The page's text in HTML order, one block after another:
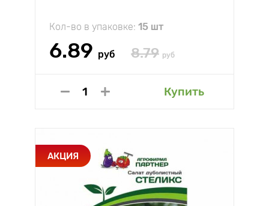
Кол-во в упаковке: 15 шт
6.89 руб 8.79 руб
Купить
АКЦИЯ